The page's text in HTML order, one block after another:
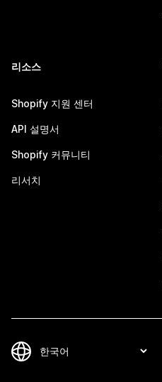
리소스
Shopify 지원 센터
API 설명서
Shopify 커뮤니티
리서치